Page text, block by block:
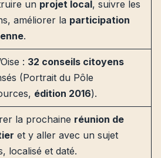
un projet local, suivre les
améliorer la participation
.
: 32 conseils citoyens
(Portrait du Pôle
édition 2016).
la prochaine réunion de
et y aller avec un sujet
localisé et daté.